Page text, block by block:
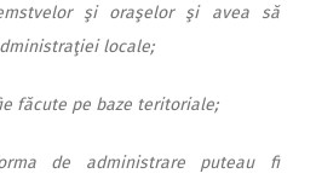
şi oraşelor şi avea să
locale;
făcute pe baze teritoriale;
de administrare puteau fi